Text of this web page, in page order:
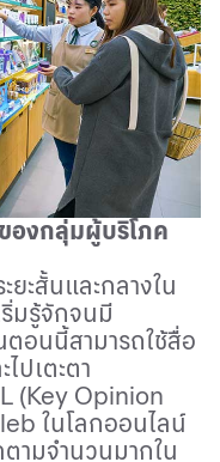
องกลุ่มผู้บริโภค
ยะสั้นและกลางใน
มรู้จักจนมี
อนนี้สามารถใช้สื่อ
ปเตะตา
(Key Opinion
ในโลกออนไลน์
ามจำนวนมากใน